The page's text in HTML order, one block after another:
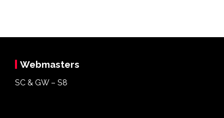
Webmasters
SC & GW – S8